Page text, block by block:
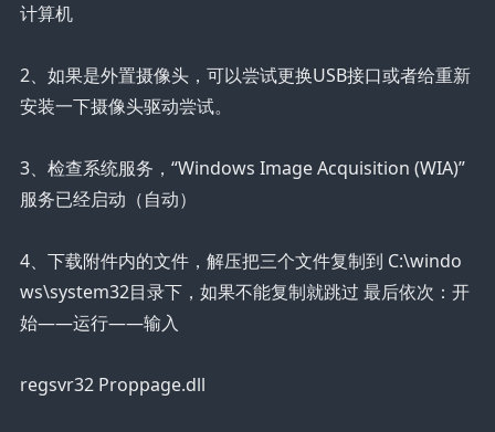
计算机
2、如果是外置摄像头，可以尝试更换USB接口或者给重新
安装一下摄像头驱动尝试。
3、检查系统服务，“Windows Image Acquisition (WIA)”
服务已经启动（自动）
4、下载附件内的文件，解压把三个文件复制到 C:\windo
ws\system32目录下，如果不能复制就跳过 最后依次：开
始——运行——输入
regsvr32 Proppage.dll